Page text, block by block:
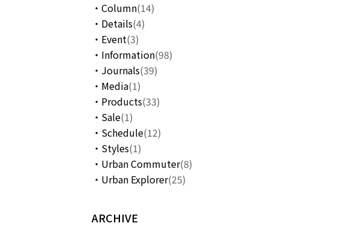
Column(14)
Details(4)
Event(3)
Information(98)
Journals(39)
Media(1)
Products(33)
Sale(1)
Schedule(12)
Styles(1)
Urban Commuter(8)
Urban Explorer(25)
ARCHIVE